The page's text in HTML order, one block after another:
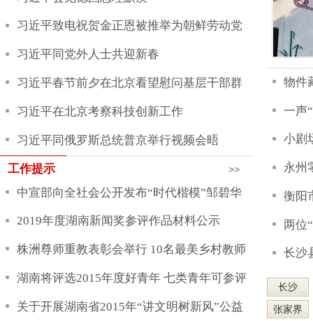
株洲尊师重教表彰会举行 10名最美乡村教师
获表彰
湖南将评选2015年度好青年 七类青年可参评
(图)
关于开展湖南省2015年“讲文明树新风”公益
湖南第五届全国道德模范候选人公示公告
西”活动的通知
工作的通知
关于评选表彰第五届全国道德模范的通知
关于开展“珍爱生命·快乐成长”主题教育活动
的实施意见
中宣部向全社会公开发布“时代楷模”邹碧华
2019年度湖南新闻奖参评作品材料公示
株洲尊师重教表彰会举行 10名最美乡村教师
(图)
衡阳市蒸湘区各
两位“中国好人
益阳
文明创建 文明城市|文
邵阳市以党
全国文明单
赋能文明实
郴州深化全
邵阳市巩固
车站广场
邵阳：建设